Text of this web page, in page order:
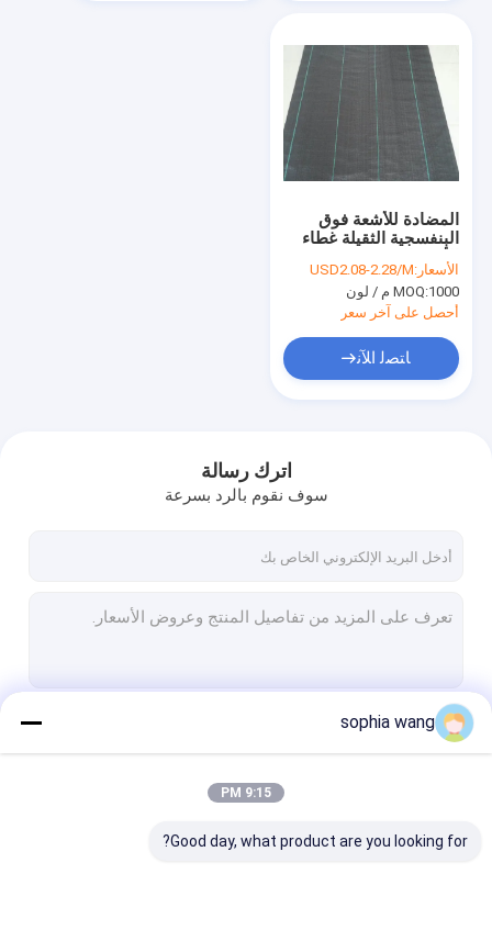
المضادة للأشعة فوق
البنفسجية الثقيلة غطاء
المنسوجة النسيج مكافحة
الحشائش
الأسعار:USD2.08-2.28/M
MOQ:1000 م / لون
أحصل على آخر سعر
ﺎﺘﺼﻟ ﺍﻶﻧ
اترك رسالة
سوف نقوم بالرد بسرعة
sophia wang
9:15 PM
Good day, what product are you looking for?